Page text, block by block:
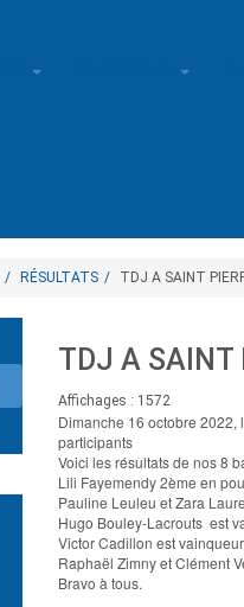
RÉSULTATS TDJ A SAINT
TDJ A SAINT
Affichages : 1572
Dimanche 16 octobre
participants
Voici les résultats de nos 8
Lili Fayemendy 2ème en
Pauline Leuleu et Zara
Hugo Bouley-Lacrouts est
Victor Cadillon est
Raphaël Zimny et Clément
Bravo à tous.